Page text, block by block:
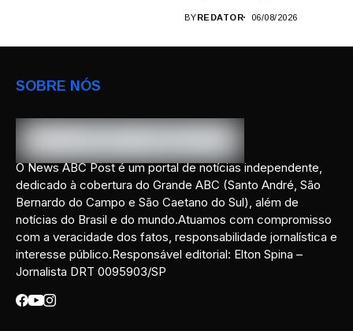
BYREDATOR 06/08/2026
SOBRE NÓS
O News ABC Post é um portal de notícias independente,
dedicado à cobertura do Grande ABC (Santo André, São
Bernardo do Campo e São Caetano do Sul), além de
notícias do Brasil e do mundo.Atuamos com compromisso
com a veracidade dos fatos, responsabilidade jornalística e
interesse público.Responsável editorial: Elton Spina –
Jornalista DRT 0095903/SP